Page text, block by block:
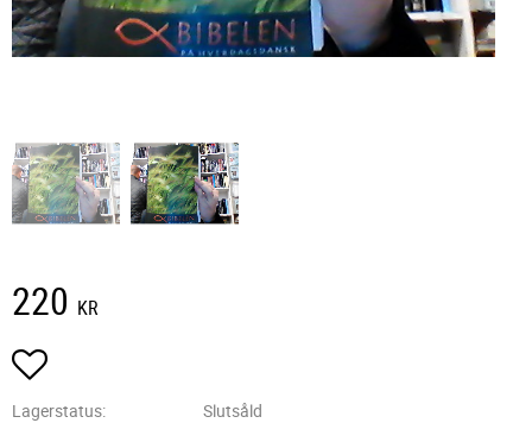
220 KR
Lägg till i favoriter
Lagerstatus
Slutsåld